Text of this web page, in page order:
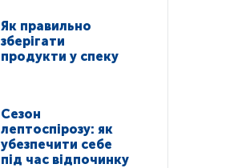
Як правильно
зберігати
продукти у спеку
Сезон
лептоспірозу: як
убезпечити себе
під час відпочинку